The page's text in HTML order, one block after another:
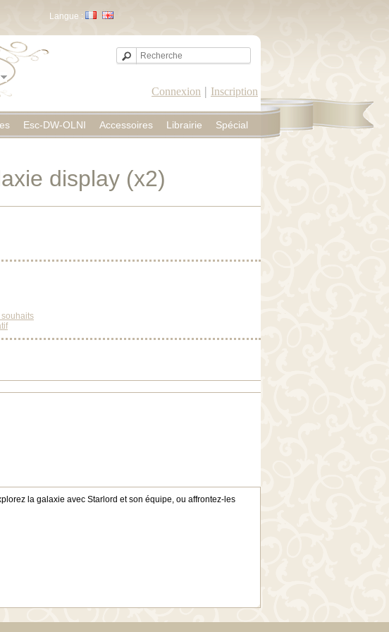
Langue :
Connexion | Inscription
Esc-DW-OLNI Accessoires Librairie Spécial
display (x2)
la galaxie avec Starlord et son équipe, ou affrontez-les